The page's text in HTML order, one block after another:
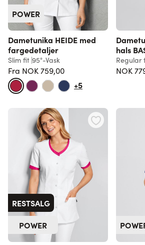
POWER
Dametunika HEIDE med
fargedetaljer
Slim fit 95°-Vask
Fra NOK 759,00Vanlig pris
+5
hals
Regular
NOK
RESTSALG
POWER